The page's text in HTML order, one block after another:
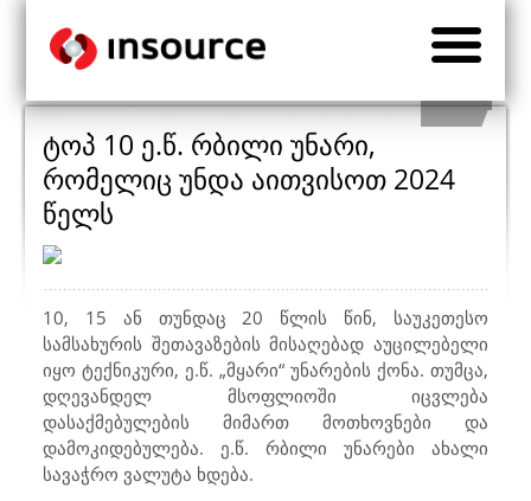
ტოპ 10 ე.წ. რბილი უნარი,
რომელიც უნდა აითვისოთ 2024
წელს
10, 15 ან თუნდაც 20 წლის წინ, საუკეთესო
სამსახურის შეთავაზების მისაღებად აუცილებელი
იყო ტექნიკური, ე.წ. „მყარი“ უნარების ქონა. თუმცა,
დღევანდელ მსოფლიოში იცვლება
დასაქმებულების მიმართ მოთხოვნები და
დამოკიდებულება. ე.წ. რბილი უნარები ახალი
სავაჭრო ვალუტა ხდება.